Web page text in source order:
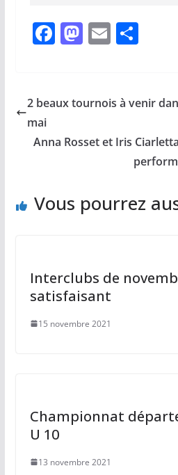
F
e
o
M
o
o
E
l
P
g
2 beaux tournois à venir
mai
Anna Rosset et Iris
Vous pourrez
Interclubs de
satisfaisant
15 novembre 2021
Championnat
U 10
13 novembre 2021